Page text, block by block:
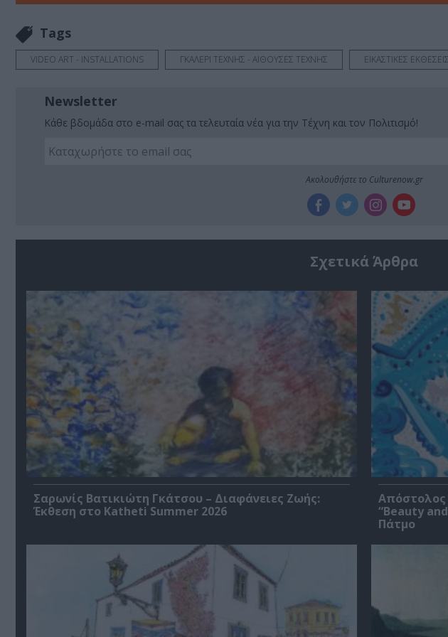
Tags
VIDEO ART - INSTALLATIONS ΓΚΑΛΕΡΙ ΤΕΧΝΗΣ - ΑΙΘΟΥΣΕΣ ΤΕΧΝΗΣ ΕΙΚΑΣΤΙΚΕΣ ΕΚΘΕΣΕΙΣ
Newsletter
Κάθε βδομάδα στο e-mail σας τα τελευταία νέα για την Τέχνη και τον Πολιτισμό!
Ακολουθήστε το Culturenow.gr
Σχετικά Άρθρα
Σαρωνίς Βατικιώτη Γκάτσου – Διαφάνειες Ζωής:
Έκθεση στο Katheti Summer 2026
Απόστολος
“Beauty
Πάτμο